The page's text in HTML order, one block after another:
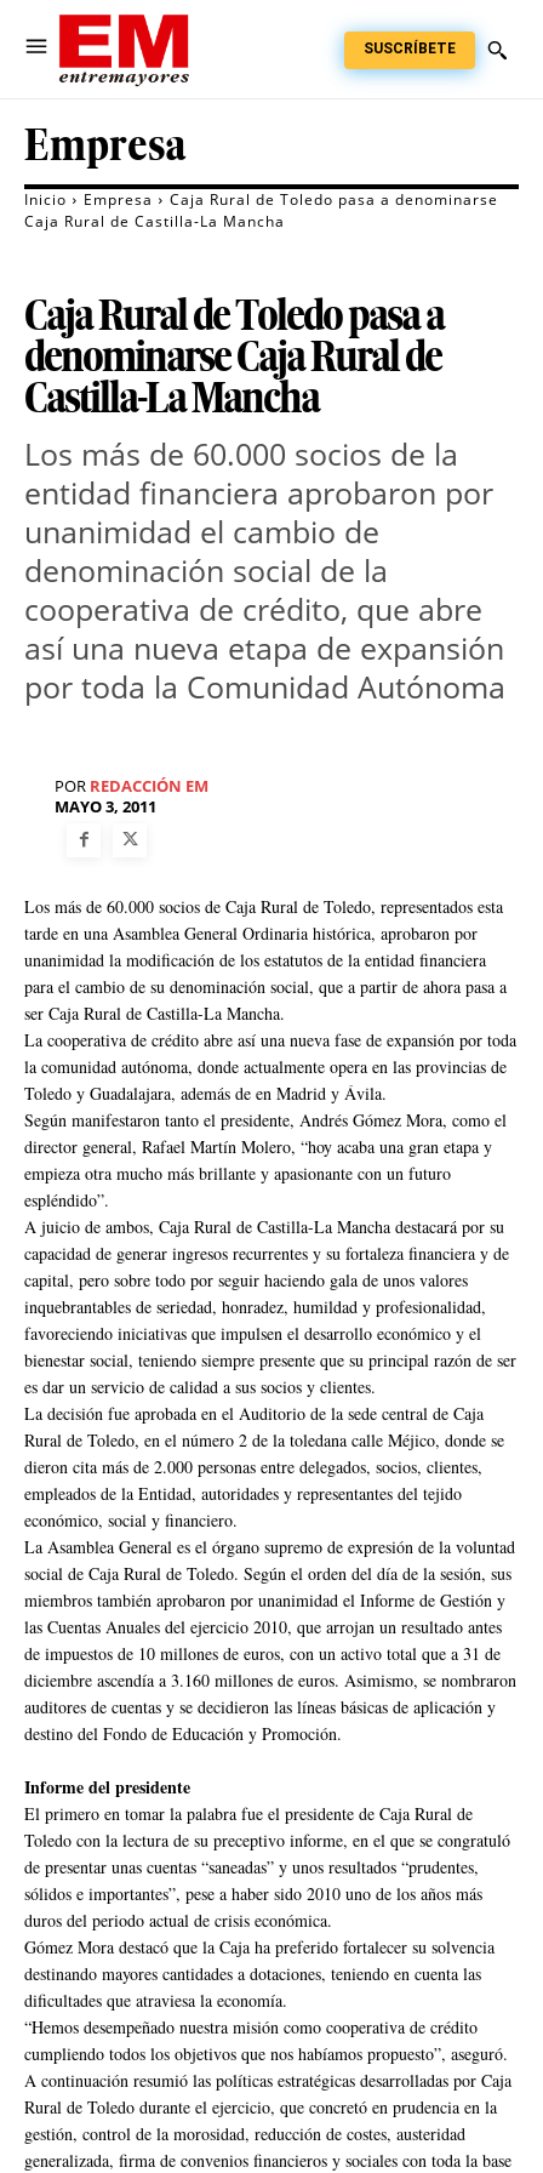
SUSCRÍBETE
Empresa
Inicio Empresa
Caja Rural de Toledo pasa a denominarse
Caja Rural de Castilla-La Mancha
Caja Rural de Toledo pasa a
denominarse Caja Rural de
Castilla-La Mancha
Los más de 60.000 socios de la
entidad financiera aprobaron por
unanimidad el cambio de
denominación social de la
cooperativa de crédito, que abre
así una nueva etapa de expansión
por toda la Comunidad Autónoma
POR REDACCIÓN EM
MAYO 3, 2011
Los más de 60.000 socios de Caja Rural de Toledo, representados esta
tarde en una Asamblea General Ordinaria histórica, aprobaron por
unanimidad la modificación de los estatutos de la entidad financiera
para el cambio de su denominación social, que a partir de ahora pasa a
ser Caja Rural de Castilla-La Mancha.
La cooperativa de crédito abre así una nueva fase de expansión por toda
la comunidad autónoma, donde actualmente opera en las provincias de
Toledo y Guadalajara, además de en Madrid y Ávila.
Según manifestaron tanto el presidente, Andrés Gómez Mora, como el
director general, Rafael Martín Molero, “hoy acaba una gran etapa y
empieza otra mucho más brillante y apasionante con un futuro
espléndido”.
A juicio de ambos, Caja Rural de Castilla-La Mancha destacará por su
capacidad de generar ingresos recurrentes y su fortaleza financiera y de
capital, pero sobre todo por seguir haciendo gala de unos valores
inquebrantables de seriedad, honradez, humildad y profesionalidad,
favoreciendo iniciativas que impulsen el desarrollo económico y el
bienestar social, teniendo siempre presente que su principal razón de ser
es dar un servicio de calidad a sus socios y clientes.
La decisión fue aprobada en el Auditorio de la sede central de Caja
Rural de Toledo, en el número 2 de la toledana calle Méjico, donde se
dieron cita más de 2.000 personas entre delegados, socios, clientes,
empleados de la Entidad, autoridades y representantes del tejido
económico, social y financiero.
La Asamblea General es el órgano supremo de expresión de la voluntad
social de Caja Rural de Toledo. Según el orden del día de la sesión, sus
miembros también aprobaron por unanimidad el Informe de Gestión y
las Cuentas Anuales del ejercicio 2010, que arrojan un resultado antes
de impuestos de 10 millones de euros, con un activo total que a 31 de
diciembre ascendía a 3.160 millones de euros. Asimismo, se nombraron
auditores de cuentas y se decidieron las líneas básicas de aplicación y
destino del Fondo de Educación y Promoción.
Informe del presidente
El primero en tomar la palabra fue el presidente de Caja Rural de
Toledo con la lectura de su preceptivo informe, en el que se congratuló
de presentar unas cuentas “saneadas” y unos resultados “prudentes,
sólidos e importantes”, pese a haber sido 2010 uno de los años más
duros del periodo actual de crisis económica.
Gómez Mora destacó que la Caja ha preferido fortalecer su solvencia
destinando mayores cantidades a dotaciones, teniendo en cuenta las
dificultades que atraviesa la economía.
“Hemos desempeñado nuestra misión como cooperativa de crédito
cumpliendo todos los objetivos que nos habíamos propuesto”, aseguró.
A continuación resumió las políticas estratégicas desarrolladas por Caja
Rural de Toledo durante el ejercicio, que concretó en prudencia en la
gestión, control de la morosidad, reducción de costes, austeridad
generalizada, firma de convenios financieros y sociales con toda la base